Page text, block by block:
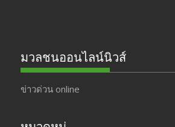
มวลชนออนไลน์นิวส์
ข่าวด่วน online